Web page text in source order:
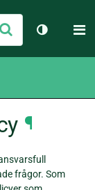
Skicka
Växla
¶
frågor. Som